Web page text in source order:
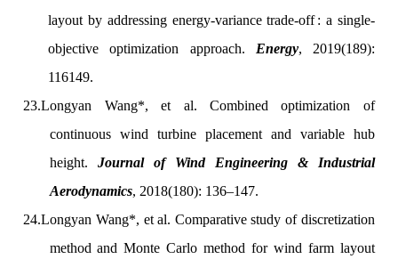
layout by addressing energy-variance trade-off : a single-
objective optimization approach. Energy, 2019(189):
116149.
23.Longyan Wang*, et al. Combined optimization of
continuous wind turbine placement and variable hub
height. Journal of Wind Engineering & Industrial
Aerodynamics, 2018(180): 136–147.
24.Longyan Wang*, et al. Comparative study of discretization
method and Monte Carlo method for wind farm layout